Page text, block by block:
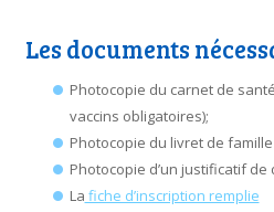
Les documents
Photocopie du carnet de
vaccins obligatoires);
Photocopie du livret de famille
Photocopie d’un justificatif de
La fiche d’inscription remplie